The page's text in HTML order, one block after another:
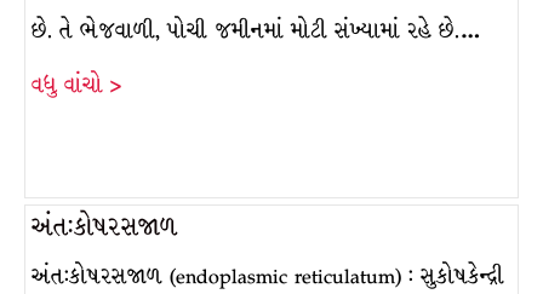
છે. તે ભેજવાળી, પોચી જમીનમાં મોટી સંખ્યામાં રહે છે.…
વધુ વાંચો >
અંત:કોષરસજાળ
અંત:કોષરસજાળ (endoplasmic reticulatum) : સુકોષકેન્દ્રી